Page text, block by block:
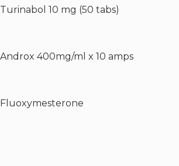
Turinabol 10 mg (50 tabs)
Androx 400mg/ml x 10 amps
Fluoxymesterone